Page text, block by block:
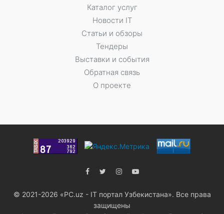
Каталог услуг
Новости IT
Статьи и обзоры
Тендеры
Выставки и события
Обратная связь
О проекте
© 2021-2026 «PC.uz - IT портал Узбекистана». Все права
защищены